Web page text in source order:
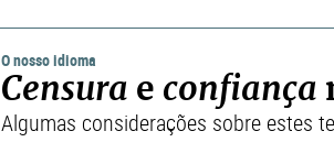
O nosso idioma
Censura e confiança
Algumas considerações sobre estes